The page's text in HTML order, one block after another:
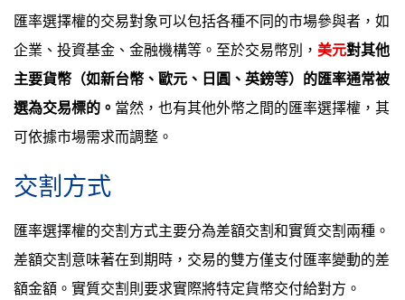
匯率選擇權的交易對象可以包括各種不同的市場參與者，如
企業、投資基金、金融機構等。至於交易幣別， 美元對其他
主要貨幣（如新台幣、歐元、日圓、英鎊等）的匯率通常被
選為交易標的。 當然，也有其他外幣之間的匯率選擇權，其
可依據市場需求而調整。
交割方式
匯率選擇權的交割方式主要分為差額交割和實質交割兩種。
差額交割意味著在到期時，交易的雙方僅支付匯率變動的差
額金額。實質交割則要求實際將特定貨幣交付給對方。